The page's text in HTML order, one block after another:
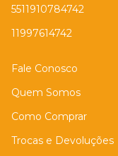
5511910784742
11997614742
Fale Conosco
Quem Somos
Como Comprar
Trocas e Devoluções